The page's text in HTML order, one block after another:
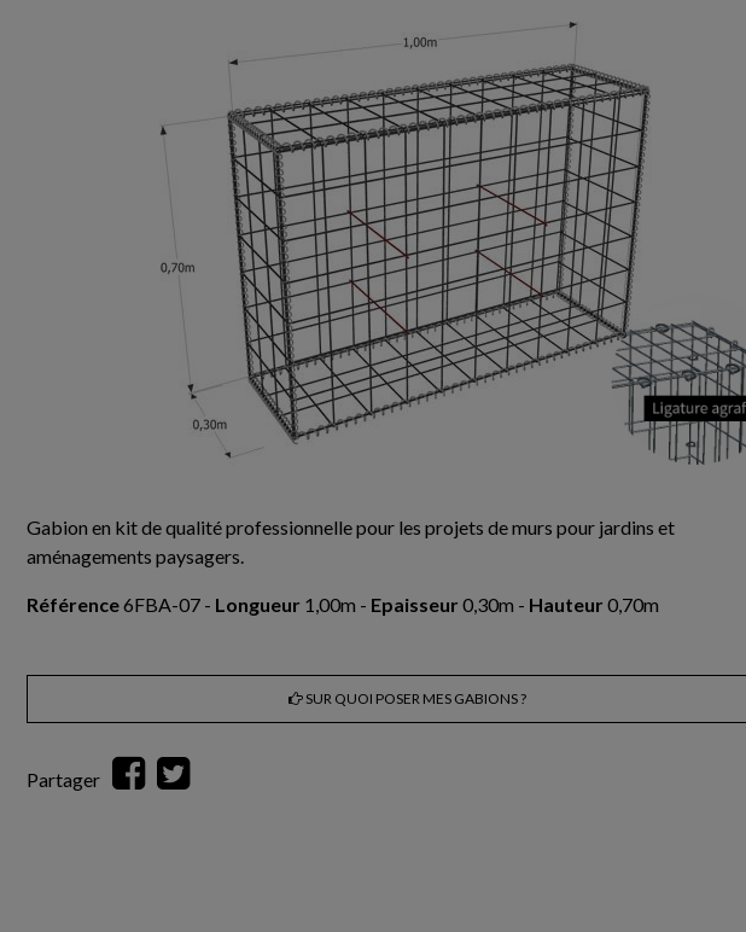
Gabion en kit de qualité professionnelle pour les projets de murs pour jardins et
aménagements paysagers.
Référence6FBA-07 - Longueur 1,00m - Epaisseur 0,30m - Hauteur 0,70m
SUR QUOI POSER MES GABIONS ?
Partager